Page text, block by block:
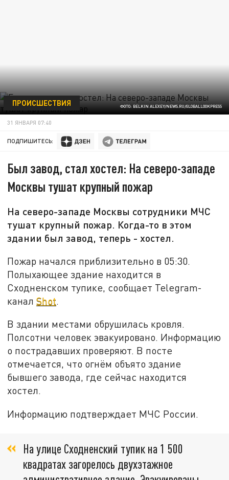
ФОТО: BELKIN ALEXEY/NEWS.RU/GLOBALLOOKPRESS
ПРОИСШЕСТВИЯ
31 ЯНВАРЯ 07:40
ПОДПИШИТЕСЬ:
Был завод, стал хостел: На северо-западе
Москвы тушат крупный пожар
На северо-западе Москвы сотрудники МЧС
тушат крупный пожар. Когда-то в этом
здании был завод, теперь - хостел.
Пожар начался приблизительно в 05:30.
Полыхающее здание находится в
Сходненском тупике, сообщает Telegram-
каналShot.
В здании местами обрушилась кровля.
Полсотни человек эвакуировано. Информацию
о пострадавших проверяют. В посте
отмечается, что огнём объято здание
бывшего завода, где сейчас находится
хостел.
Информацию подтверждает МЧС России.
На улице Сходненский тупик на 1 500
квадратах загорелось двухэтажное